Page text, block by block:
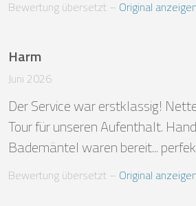
Bewertung übersetzt – Original anzeigen
Harm
Juni 2026
Der Service war erstklassig!
Tour für unseren Aufenthalt.
Bademäntel waren bereit...
Bewertung übersetzt – Original anzeigen